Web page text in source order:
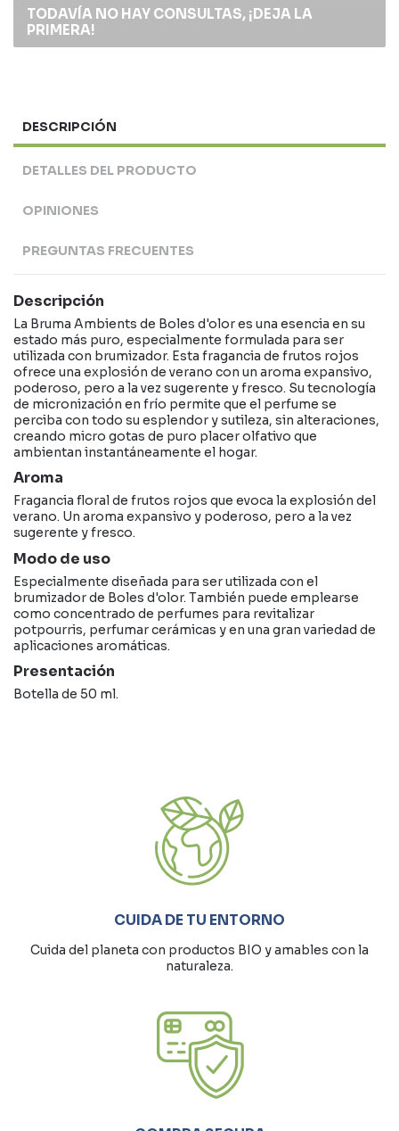
TODAVÍA NO HAY CONSULTAS, ¡DEJA LA
PRIMERA!
DESCRIPCIÓN
DETALLES DEL PRODUCTO
OPINIONES
PREGUNTAS FRECUENTES
Descripción
La Bruma Ambients de Boles d'olor es una esencia en su
estado más puro, especialmente formulada para ser
utilizada con brumizador. Esta fragancia de frutos rojos
ofrece una explosión de verano con un aroma expansivo,
poderoso, pero a la vez sugerente y fresco. Su tecnología
de micronización en frío permite que el perfume se
perciba con todo su esplendor y sutileza, sin alteraciones,
creando micro gotas de puro placer olfativo que
ambientan instantáneamente el hogar.
Aroma
Fragancia floral de frutos rojos que evoca la explosión del
verano. Un aroma expansivo y poderoso, pero a la vez
sugerente y fresco.
Modo de uso
Especialmente diseñada para ser utilizada con el
brumizador de Boles d'olor. También puede emplearse
como concentrado de perfumes para revitalizar
potpourris, perfumar cerámicas y en una gran variedad de
aplicaciones aromáticas.
Presentación
Botella de 50 ml.
CUIDA DE TU ENTORNO
Cuida del planeta con productos BIO y amables con la
naturaleza.